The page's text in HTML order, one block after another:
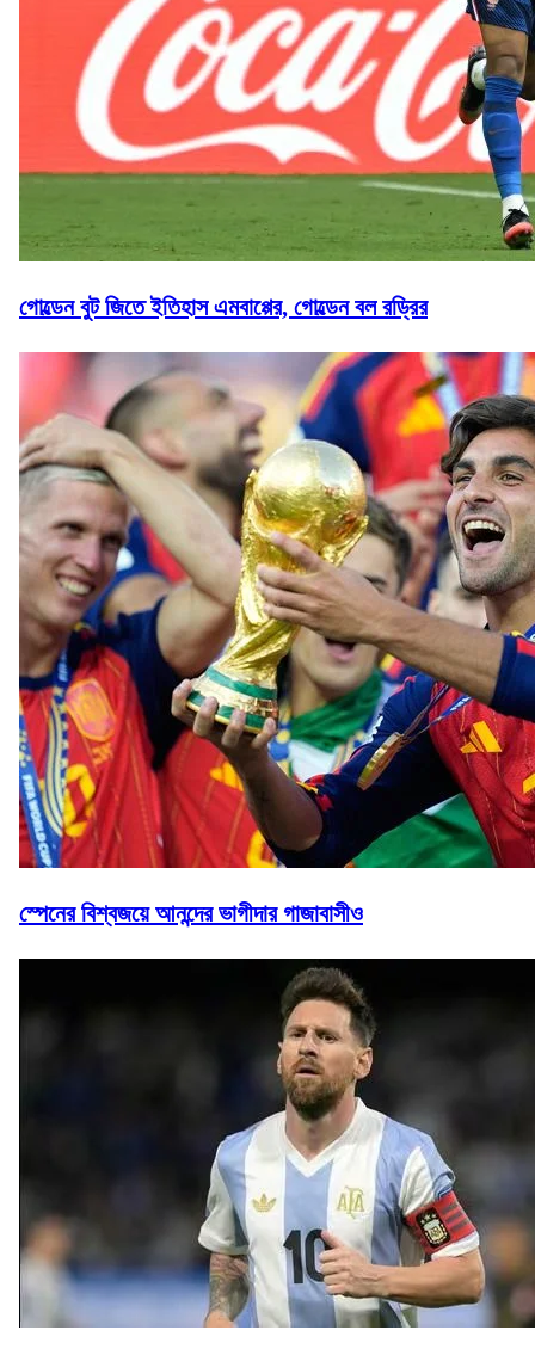
গোল্ডেন বুট জিতে ইতিহাস এমবাপ্পের, গোল্ডেন বল রড্রির
স্পেনের বিশ্বজয়ে আনন্দের ভাগীদার গাজাবাসীও